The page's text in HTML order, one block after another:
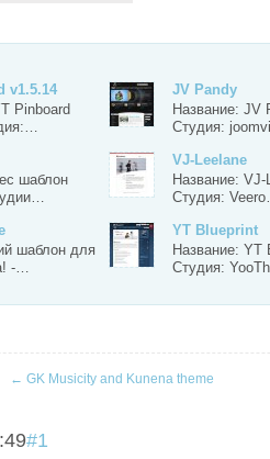
v1.5.14
Pinboard
JV Pandy
Название: JV
Студия:
шаблон
VJ-Leelane
Название: VJ-
Студия:
шаблон для
-…
YT Blueprint
Название: YT
Студия:
← GK Musicity and Kunena theme
#1